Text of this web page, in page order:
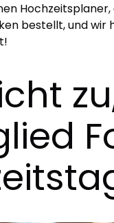
bestellt, und